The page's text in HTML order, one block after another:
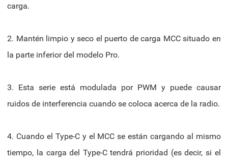
carga.
2. Mantén limpio y seco el puerto de carga MCC situado en
la parte inferior del modelo Pro.
3. Esta serie está modulada por PWM y puede causar
ruidos de interferencia cuando se coloca acerca de la radio.
4. Cuando el Type-C y el MCC se están cargando al mismo
tiempo, la carga del Type-C tendrá prioridad (es decir, si el